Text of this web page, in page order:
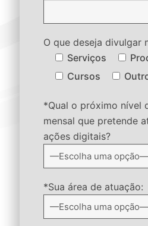
O que deseja divulgar
Serviços
Cursos
*Qual o próximo nível
mensal que pretende
ações digitais?
*Sua área de atuação: